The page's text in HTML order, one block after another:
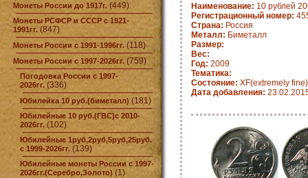
Монеты России до 1917г. (449)
Монеты РСФСР и СССР с 1921-
1991гг. (847)
Монеты России с 1991-1996гг. (118)
Монеты России с 1997-2026гг. (759)
Погодовка России с 1997-
2026гг. (336)
Юбилейка 10 руб.(биметалл) (181)
Юбилейные 10 руб.(ГВС)с 2010-
2026гг. (102)
Юбилейные 1руб,2руб,5руб,25руб.
с 1999-2026гг. (139)
Юбилейные монеты России с 1997-
2026гг.(Серебро,Золото) (1)
Наименование: 10 рублей
Регистрационный номер:
Страна: Россия
Металл: Биметалл
Размер:
Вес:
Год: 2009
Тематика:
Состояние: XF(extremely fine)
Дата добавления: